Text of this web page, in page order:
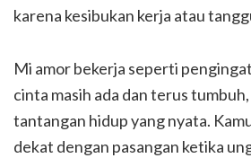
karena kesibukan kerja atau
Mi amor bekerja seperti
cinta masih ada dan terus
tantangan hidup yang nyata.
dekat dengan pasangan ketika